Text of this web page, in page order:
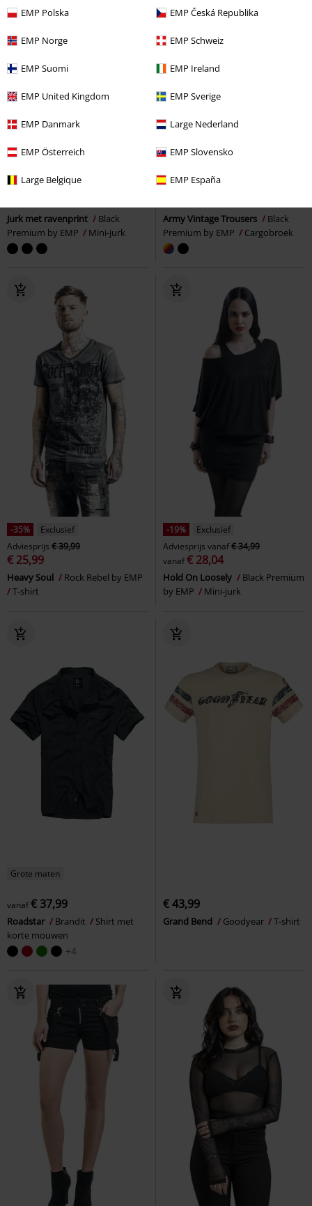
EMP Polska EMP Česká Republika
EMP Norge EMP Schweiz
EMP Suomi EMP Ireland
EMP United Kingdom EMP Sverige
EMP Danmark Large Nederland
EMP Österreich EMP Slovensko
Large Belgique EMP España
Adviesprijs
€ 44,99
Jurk met ravenprint
Black
Premium by EMP
Mini-jurk
Adviesprijs
Army Vintage Trousers
Black
Premium by EMP
Cargobroek
-35%
Exclusief
Adviesprijs € 39,99
€ 25,99
Heavy Soul
Rock Rebel by EMP
T-shirt
-19%
Exclusief
Adviesprijs vanaf€ 34,99
vanaf€ 28,04
Hold On Loosely
Black Premium
by EMP
Mini-jurk
Grote maten
vanaf€ 37,99
Roadstar Brandit
Shirt met
korte mouwen
+4
€ 43,99
Grand Bend Goodyear T-shirt